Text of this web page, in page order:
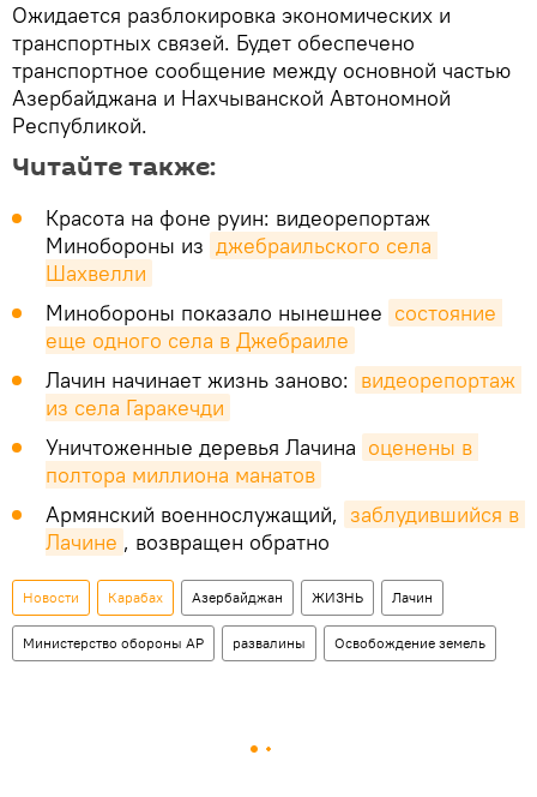
Ожидается разблокировка экономических и
транспортных связей. Будет обеспечено
транспортное сообщение между основной частью
Азербайджана и Нахчыванской Автономной
Республикой.
Читайте также:
Красота на фоне руин: видеорепортаж
Минобороны из джебраильского села
Шахвелли
Минобороны показало нынешнее состояние
еще одного села в Джебраиле
Лачин начинает жизнь заново: видеорепортаж
из села Гаракечди
Уничтоженные деревья Лачина оценены в
полтора миллиона манатов
Армянский военнослужащий, заблудившийся в
Лачине , возвращен обратно
Новости Карабах Азербайджан ЖИЗНЬ Лачин
Министерство обороны АР развалины Освобождение земель